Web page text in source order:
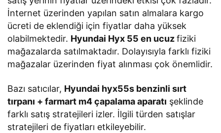
İnternet üzerinden yapılan satın almalara kargo
ücreti de eklendiği için fiyatlar daha yüksek
olabilmektedir. Hyundai Hyx 55 en ucuzfiziki
mağazalarda satılmaktadır. Dolayısıyla farklı fiziki
mağazalar üzerinden fiyat alınması çok önemlidir.
Bazı satıcılar, Hyundai hyx55s benzinli sırt
tırpanı + farmart m4 çapalama aparatı şeklinde
farklı satış stratejileri izler. İlgili türden satışlar
stratejileri de fiyatları etkileyebilir.